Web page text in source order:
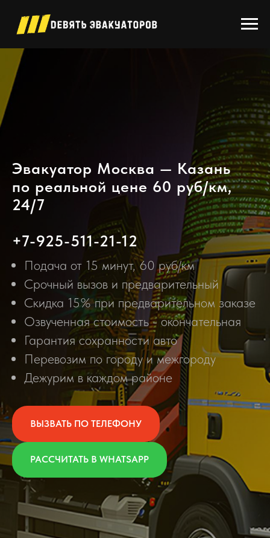
Эвакуатор Москва — Казань
по реальной цене 60 руб/км,
24/7
+7-925-511-21-12
Подача от 15 минут, 60 руб/км
Срочный вызов и предварительный
Скидка 15% при предварительном заказе
Озвученная стоимость - окончательная
Гарантия сохранности авто
Перевозим по городу и межгороду
Дежурим в каждом районе
ВЫЗВАТЬ ПО ТЕЛЕФОНУ
РАССЧИТАТЬ В WHATSAPP